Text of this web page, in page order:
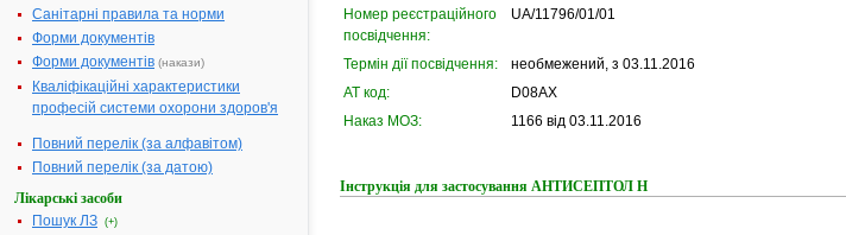
Санітарні правила та норми
Форми документів
Форми документів (накази)
Кваліфікаційні характеристики
професій системи охорони здоров'я
Повний перелік (за алфавітом)
Повний перелік (за датою)
Лікарські засоби
Пошук ЛЗ (+)
Номер реєстраційного
посвідчення:
UA/11796/01/01
Термін дії посвідчення:
необмежений, з 03.11.2016
АТ код:
D08AX
Наказ МОЗ:
1166 від 03.11.2016
Інструкція для застосування АНТИСЕПТОЛ Н